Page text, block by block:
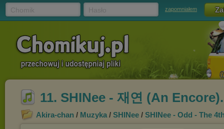
zapomniałem
11. SHINee - 재연 (An
Akira-chan / Muzyka / SHINee / SHINee - Odd - The